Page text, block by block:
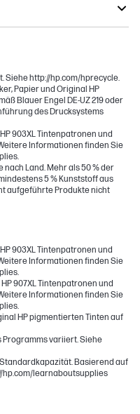
Siehe http://hp.com/hprecycle.
Papier und Original HP
Blauer Engel DE-UZ 219 oder
des Drucksystems
903XL Tintenpatronen und
Informationen finden Sie
Land. Mehr als 50 % der
5 % Kunststoff aus
aufgeführte Produkte nicht
903XL Tintenpatronen und
Informationen finden Sie
907XL Tintenpatronen und
Informationen finden Sie
HP pigmentierten Tinten auf
Programms variiert. Siehe
Standardkapazität. Basierend auf
learnaboutsupplies